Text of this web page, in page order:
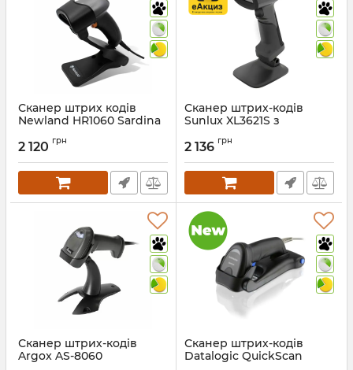
Сканер штрих кодів
Newland HR1060 Sardina
Артикул:
2 120 грн
Сканер штрих-кодів
Sunlux XL3621S з
Артикул:
2 136 грн
Сканер штрих-кодів
Argox AS-8060
Сканер штрих-кодів
Datalogic QuickScan